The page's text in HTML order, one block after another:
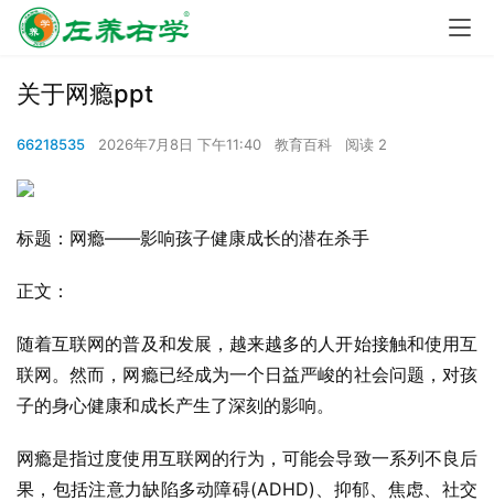
关于网瘾ppt
66218535 2026年7月8日 下午11:40 教育百科 阅读 2
标题：网瘾——影响孩子健康成长的潜在杀手
正文：
随着互联网的普及和发展，越来越多的人开始接触和使用互
联网。然而，网瘾已经成为一个日益严峻的社会问题，对孩
子的身心健康和成长产生了深刻的影响。
网瘾是指过度使用互联网的行为，可能会导致一系列不良后
果，包括注意力缺陷多动障碍(ADHD)、抑郁、焦虑、社交